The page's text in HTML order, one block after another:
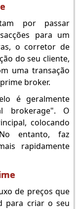
por passar
para um
o corretor de
do seu cliente,
uma transação
broker.
é geralmente
brokerage". O
colocando
entanto, faz
rapidamente
de preços que
para criar o seu